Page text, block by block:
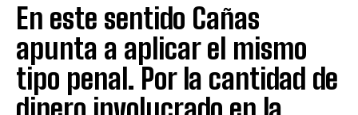
En este sentido Cañas
apunta a aplicar el mismo
tipo penal. Por la cantidad de